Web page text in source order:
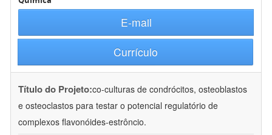
E-mail
Currículo
Título do Projeto:co-culturas de condrócitos, osteoblastos
e osteoclastos para testar o potencial regulatório de
complexos flavonóides-estrôncio.